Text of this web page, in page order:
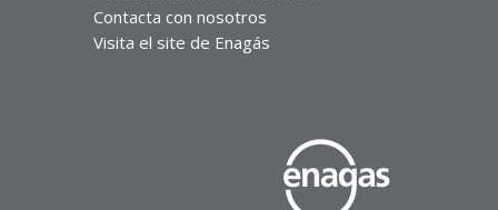
Contacta con nosotros
Visita el site de Enagás